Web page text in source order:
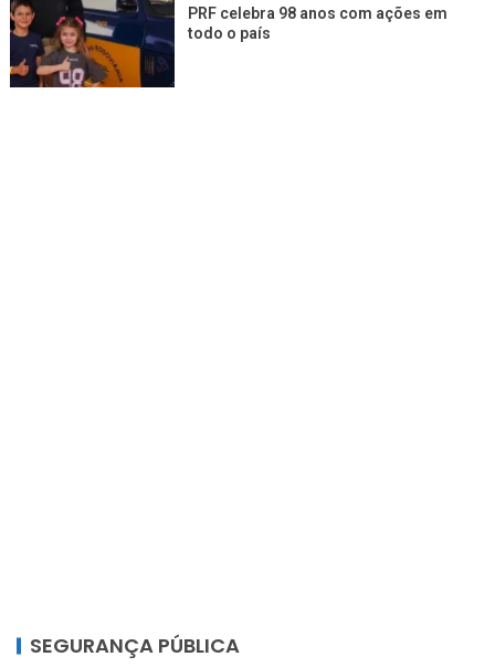
PRF celebra 98 anos com ações em
todo o país
SEGURANÇA PÚBLICA